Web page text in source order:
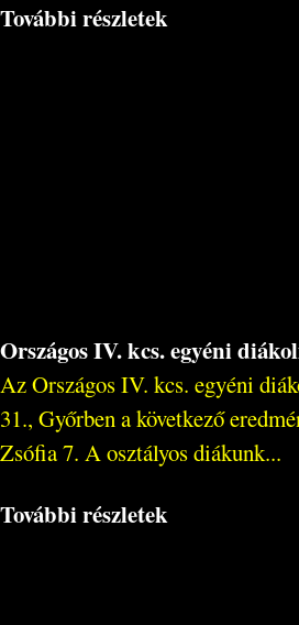
További részletek
Országos IV. kcs. egyéni
Az Országos IV. kcs. egyéni
31., Győrben a következő
Zsófia 7. A osztályos diákunk...
További részletek